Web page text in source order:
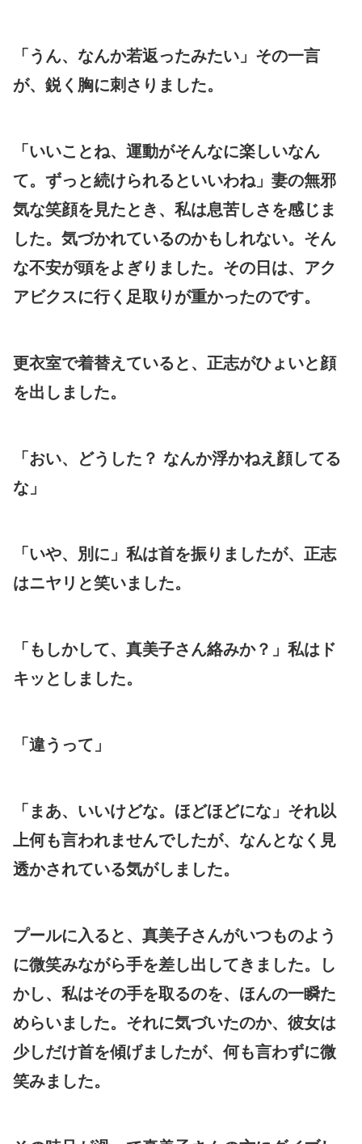
「うん、なんか若返ったみたい」その一言
が、鋭く胸に刺さりました。
「いいことね、運動がそんなに楽しいなん
て。ずっと続けられるといいわね」妻の無邪
気な笑顔を見たとき、私は息苦しさを感じま
した。気づかれているのかもしれない。そん
な不安が頭をよぎりました。その日は、アク
アビクスに行く足取りが重かったのです。
更衣室で着替えていると、正志がひょいと顔
を出しました。
「おい、どうした？ なんか浮かねえ顔してる
な」
「いや、別に」私は首を振りましたが、正志
はニヤリと笑いました。
「もしかして、真美子さん絡みか？」私はド
キッとしました。
「違うって」
「まあ、いいけどな。ほどほどにな」それ以
上何も言われませんでしたが、なんとなく見
透かされている気がしました。
プールに入ると、真美子さんがいつものよう
に微笑みながら手を差し出してきました。し
かし、私はその手を取るのを、ほんの一瞬た
めらいました。それに気づいたのか、彼女は
少しだけ首を傾げましたが、何も言わずに微
笑みました。